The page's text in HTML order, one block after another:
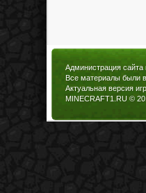
Администрация сайта
Все материалы были
Актуальная версия
MINECRAFT1.RU ©